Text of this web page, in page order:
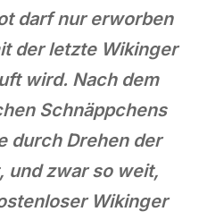
darf nur erworben
der letzte Wikinger
wird. Nach dem
Schnäppchens
durch Drehen der
und zwar so weit,
Wikinger